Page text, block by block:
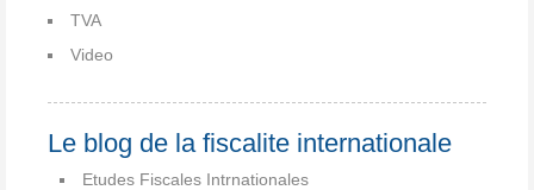
TVA
Video
Le blog de la fiscalite internationale
Etudes Fiscales Intrnationales